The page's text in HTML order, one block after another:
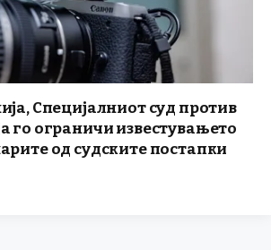
Специјалниот суд против
го ограничи известувањето
од судските постапки